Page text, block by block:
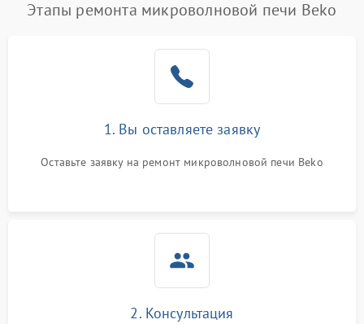
Этапы ремонта микроволновой печи Beko
1. Вы оставляете заявку
Оставьте заявку на ремонт микроволновой печи Beko
2. Консультация